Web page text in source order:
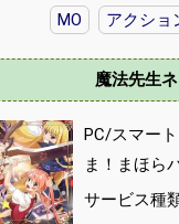
MO アクショ
魔法先生
PC/スマー
ま！まほら
サービス種